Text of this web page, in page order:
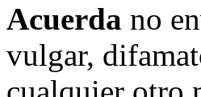
Acuerda no
vulgar,